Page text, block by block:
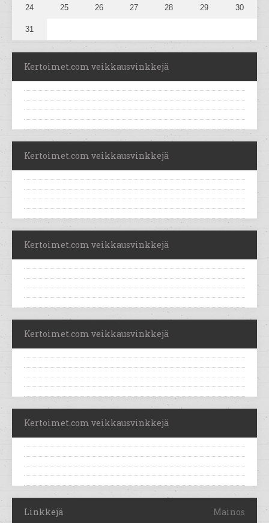
24 25 26 27 28 29 30
31
Kertoimet.com veikkausvinkkejä
Kertoimet.com veikkausvinkkejä
Kertoimet.com veikkausvinkkejä
Kertoimet.com veikkausvinkkejä
Kertoimet.com veikkausvinkkejä
Linkkejä Mainos